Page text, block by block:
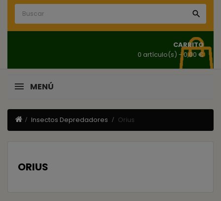

CARRITO
0 artículo(s) - 0,00 €
MENÚ
Insectos Depredadores Orius
ORIUS